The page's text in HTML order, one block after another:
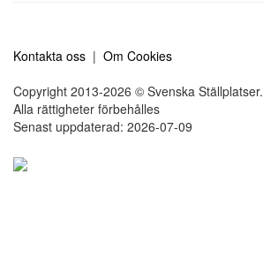
Kontakta oss | Om Cookies
Copyright 2013-2026 © Svenska Ställplatser.
Alla rättigheter förbehålles
Senast uppdaterad: 2026-07-09